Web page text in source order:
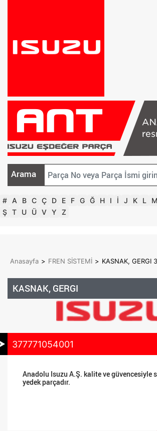
Arama
# A B C Ç D E F G Ğ H I İ J K L M
Ş T U Ü V Y Z
Anasayfa > FREN SİSTEMİ > KASNAK, GERGI
KASNAK, GERGI
377771054001
Anadolu Isuzu A.Ş. kalite ve güvencesiyle
yedek parçadır.